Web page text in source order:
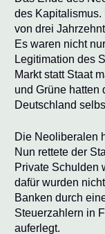
des Kapitalismus.
von drei
Es waren nicht
Legitimation des
Markt statt Staat
und Grüne hatten
Deutschland
Die Neoliberalen
Nun rettete der
Private Schulden
dafür wurden
Banken durch
Steuerzahlern in
auferlegt.